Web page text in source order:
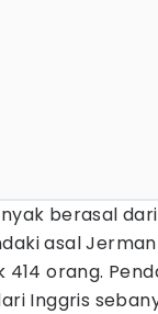
berasal
asal
414 orang.
Inggris